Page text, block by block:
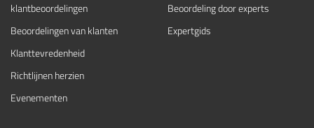
klantbeoordelingen
Beoordelingen van klanten
Klanttevredenheid
Richtlijnen herzien
Evenementen
Beoordeling door experts
Expertgids